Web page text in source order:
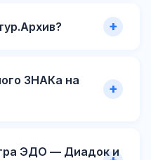
ЗНАКа на
ЭДО — Диадок и